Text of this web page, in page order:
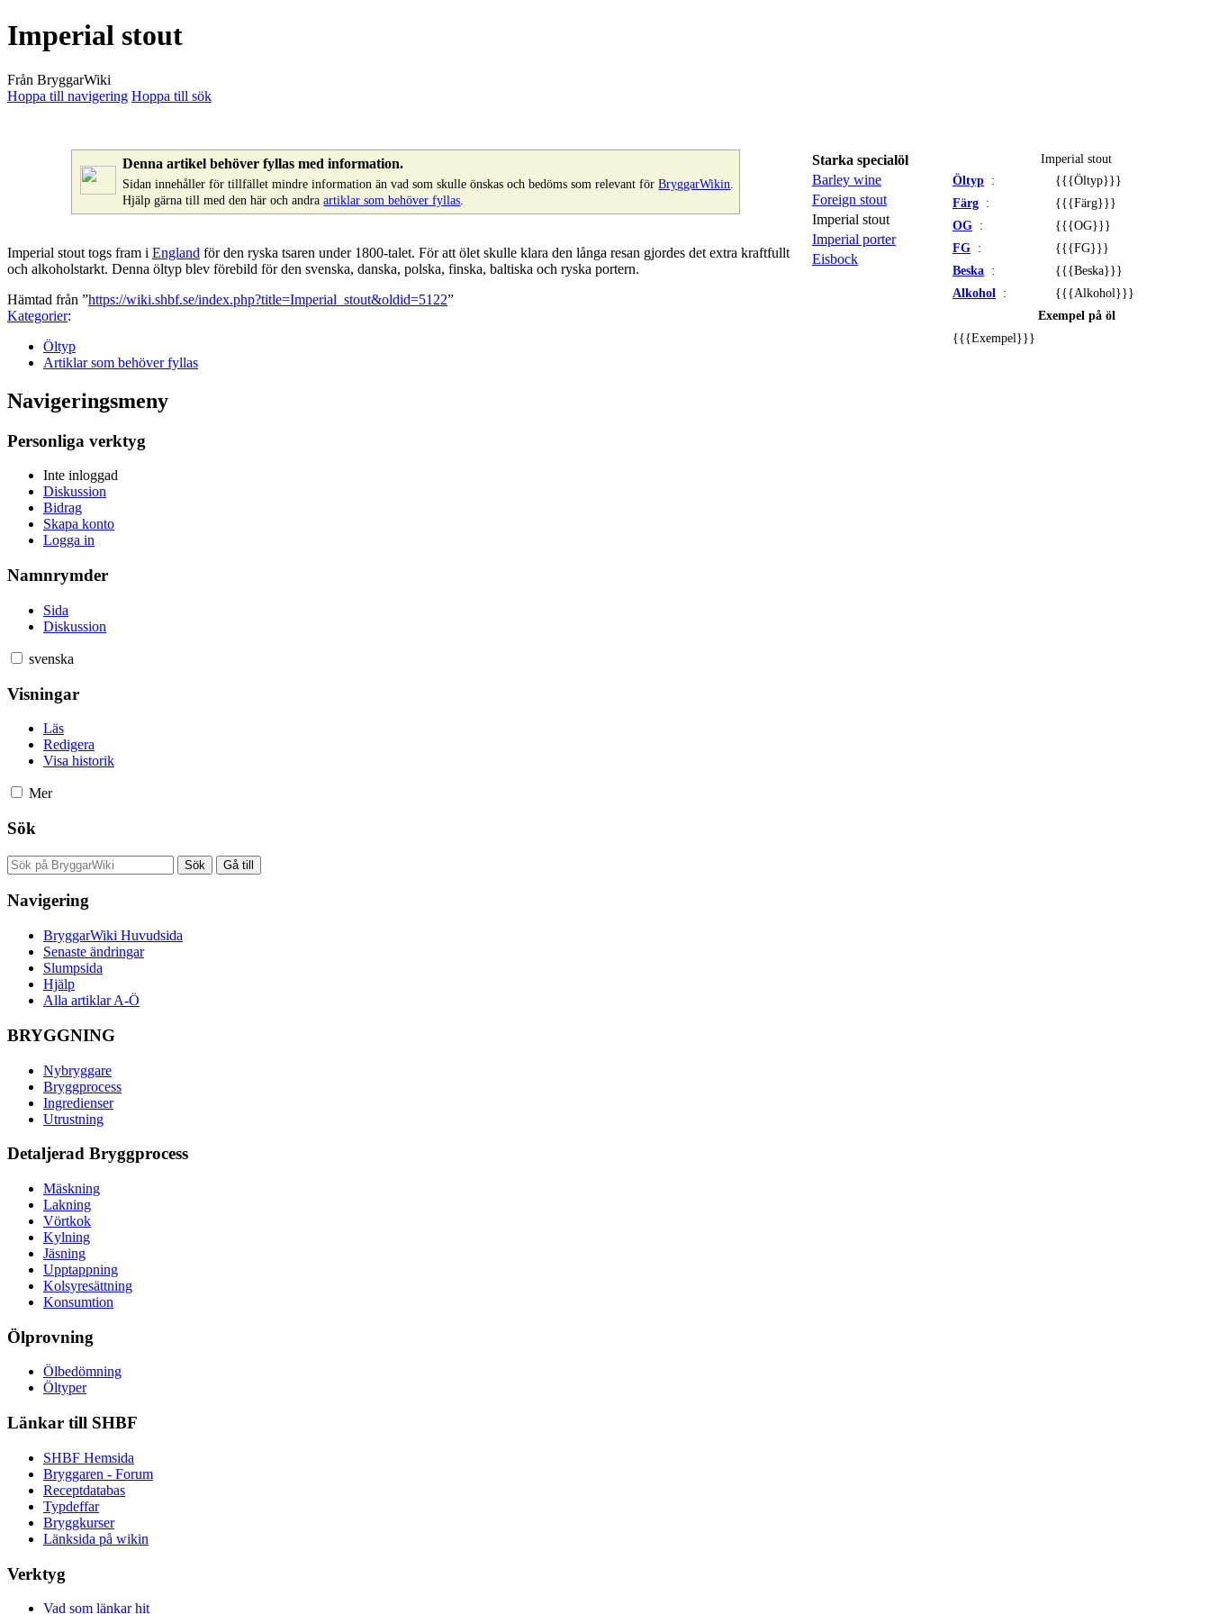
Imperial stout
Från BryggarWiki
Hoppa till navigering Hoppa till sök
Imperial stout
Öltyp :
{{{Öltyp}}}
Färg :
{{{Färg}}}
OG :
{{{OG}}}
FG :
{{{FG}}}
Beska :
{{{Beska}}}
Alkohol :
{{{Alkohol}}}
Exempel på öl
{{{Exempel}}}
Starka specialöl
Barley wine
Foreign stout
Imperial stout
Imperial porter
Eisbock
Denna artikel behöver fyllas med information.
Sidan innehåller för tillfället mindre information än vad som skulle önskas och bedöms som relevant förBryggarWikin
Hjälp gärna till med den här och andraartiklar som behöver fyllas
Imperial stout togs fram i England för den ryska tsaren under 1800-talet. För att ölet skulle klara den långa resan gjordes det extra kraftfullt
och alkoholstarkt. Denna öltyp blev förebild för den svenska, danska, polska, finska, baltiska och ryska portern.
Hämtad från ”https://wiki.shbf.se/index.php?title=Imperial_stout&oldid=5122”
Kategorier:
Öltyp
Artiklar som behöver fyllas
Navigeringsmeny
Personliga verktyg
Inte inloggad
Diskussion
Bidrag
Skapa konto
Logga in
Namnrymder
Sida
Diskussion
svenska
Visningar
Läs
Redigera
Visa historik
Mer
Sök
Navigering
BryggarWiki Huvudsida
Senaste ändringar
Slumpsida
Hjälp
Alla artiklar A-Ö
BRYGGNING
Nybryggare
Bryggprocess
Ingredienser
Utrustning
Detaljerad Bryggprocess
Mäskning
Lakning
Vörtkok
Kylning
Jäsning
Upptappning
Kolsyresättning
Konsumtion
Ölprovning
Ölbedömning
Öltyper
Länkar till SHBF
SHBF Hemsida
Bryggaren - Forum
Receptdatabas
Typdeffar
Bryggkurser
Länksida på wikin
Verktyg
Vad som länkar hit